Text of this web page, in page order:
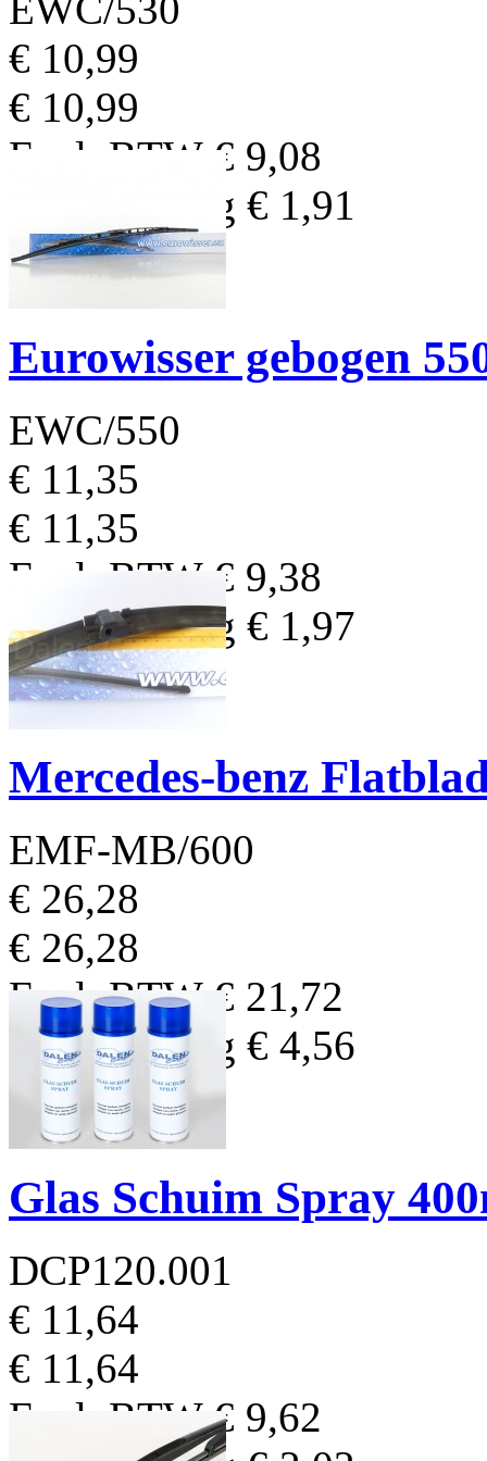
€ 10,99
€ 10,99
Excl. BTW € 9,08
BTW Bedrag € 1,91
Eurowisser gebogen
EWC/550
€ 11,35
€ 11,35
Excl. BTW € 9,38
BTW Bedrag € 1,97
Mercedes-benz
EMF-MB/600
€ 26,28
€ 26,28
Excl. BTW € 21,72
BTW Bedrag € 4,56
Glas Schuim Spray
DCP120.001
€ 11,64
€ 11,64
Excl. BTW€ 9,62